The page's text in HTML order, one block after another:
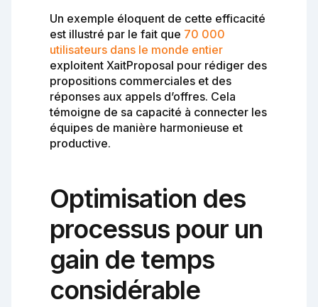
Un exemple éloquent de cette efficacité
est illustré par le fait que 70 000
utilisateurs dans le monde entier
exploitent XaitProposal pour rédiger des
propositions commerciales et des
réponses aux appels d’offres. Cela
témoigne de sa capacité à connecter les
équipes de manière harmonieuse et
productive.
Optimisation des
processus pour un
gain de temps
considérable